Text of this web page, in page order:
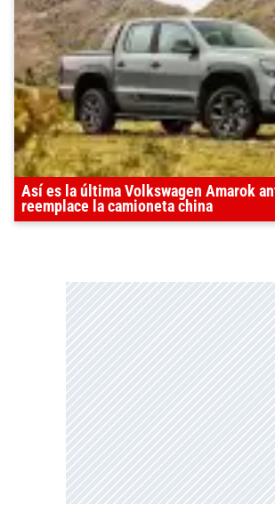
Así es la última Volkswagen Amarok
reemplace la camioneta china